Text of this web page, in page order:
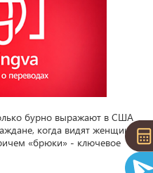
бурно выражают в США
когда видят женщину
«брюки» - ключевое